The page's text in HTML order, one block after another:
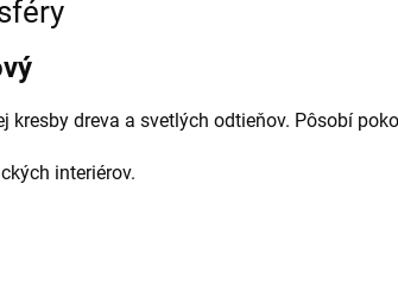
dreva a svetlých odtieňov. Pôsobí
interiérov.